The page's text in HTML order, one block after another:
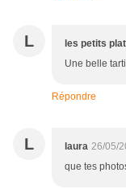
L les petits
Une belle
Répondre
L laura 26/05/
que tes